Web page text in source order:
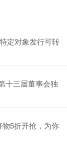
定对象发行可转
十三届董事会独
5折开抢，为你